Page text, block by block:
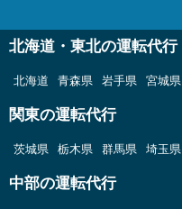
北海道・東北の運転代行
北海道 青森県 岩手県 宮城県
関東の運転代行
茨城県 栃木県 群馬県 埼玉県
中部の運転代行